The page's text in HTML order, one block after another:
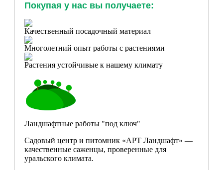
Покупая у нас вы получаете:
Качественный посадочный материал
Многолетний опыт работы с растениями
Растения устойчивые к нашему климату
Ландшафтные работы "под ключ"
Садовый центр и питомник «АРТ Ландшафт» —
качественные саженцы, проверенные для
уральского климата.